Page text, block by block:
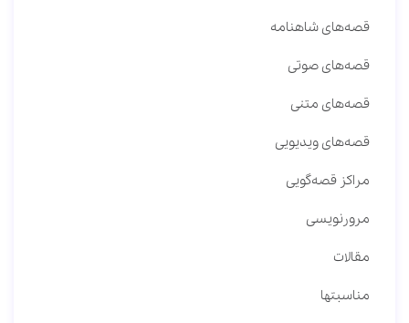
قصه‌های شاهنامه
قصه‌های صوتی
قصه‌های متنی
قصه‌های ویدیویی
مراکز قصه‌گویی
مرورنویسی
مقالات
مناسبتها